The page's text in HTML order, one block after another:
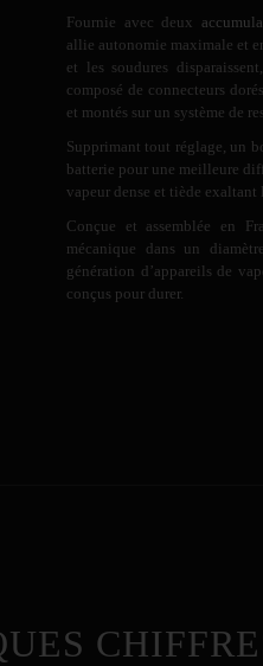
Fournie avec deux
allie autonomie maximale et
et les soudures
composé de connecteurs
et montés sur un système de
Supprimant tout réglage, un
batterie pour une meilleure
vapeur dense et tiède exaltant
Conçue et assemblée en
mécanique dans un
génération d’appareils de
conçus pour durer.